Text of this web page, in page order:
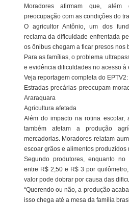
Moradores afirmam que,
preocupação com as condições do
O agricultor Antônio, um dos
reclama da dificuldade enfrentada
os ônibus chegam a ficar presos nos
Para as famílias, o problema
e evidência dificuldades no acesso à
Veja reportagem completa do EPTV2:
Estradas precárias preocupam
Araraquara
Agricultura afetada
Além do impacto na rotina escolar,
também afetam a produção
mercadorias. Moradores relatam
escoar grãos e alimentos produzidos
Segundo produtores, enquanto
entre R$ 2,50 e R$ 3 por
valor pode dobrar por causa das
“Querendo ou não, a produção
isso chega até a mesa da família